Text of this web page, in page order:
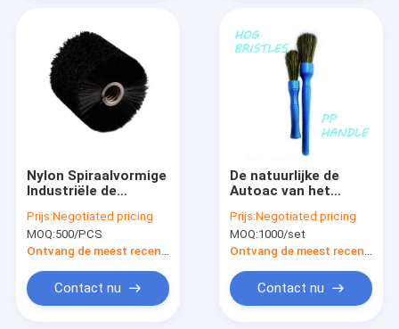
Nylon Spiraalvormige
Industriële de
Borstelsrol van PBT
voor het Malen
Prijs:Negotiated pricing
MOQ:500/PCS
Contact nu
De natuurlijke de
Autoac van het
Synthetische Douane
van de Openings
Schonere Borstel
Prijs:Negotiated pricing
MOQ:1000/set
Contact nu